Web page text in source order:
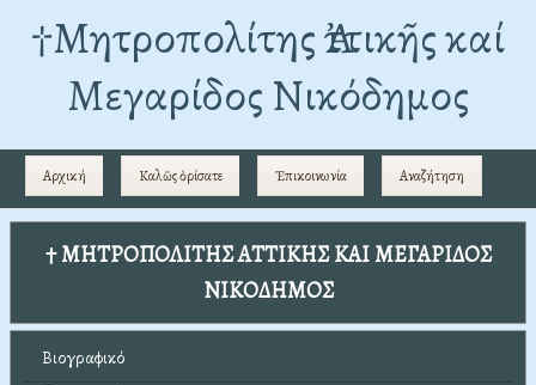
†Mητροπολίτης Ἀττικῆς καί
Μεγαρίδος Νικόδημος
Αρχική Καλῶς ὁρίσατε Ἐπικοινωνία Αναζήτηση
† ΜΗΤΡΟΠΟΛΙΤΗΣ ΑΤΤΙΚΗΣ ΚΑΙ ΜΕΓΑΡΙΔΟΣ
ΝΙΚΟΔΗΜΟΣ
Βιογραφικό